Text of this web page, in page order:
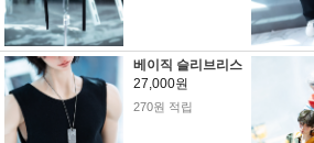
베이직 슬리브리스
27,000원
270원 적립